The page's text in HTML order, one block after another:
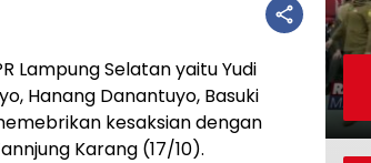
Lampung Selatan yaitu Yudi
Hanang Danantuyo, Basuki
kesaksian dengan
Karang (17/10).